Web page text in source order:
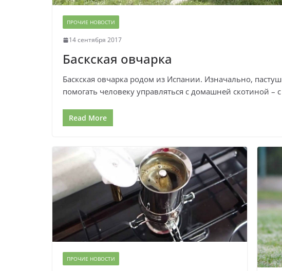
ПРОЧИЕ НОВОСТИ
14 сентября 2017
Баскская овчарка
Баскская овчарка родом из Испании. Изначально,
помогать человеку управляться с домашней скотиной –
Read More
ПРОЧИЕ НОВОСТИ